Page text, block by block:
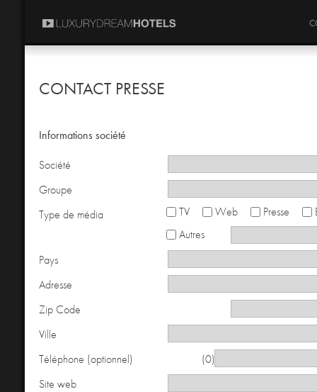
CONTACT PRESSE
Informations société
Société
Groupe
Type de média
TV Web Presse
Autres
Pays
Adresse
Zip Code
Ville
Téléphone (optionnel)
(0)
Site web